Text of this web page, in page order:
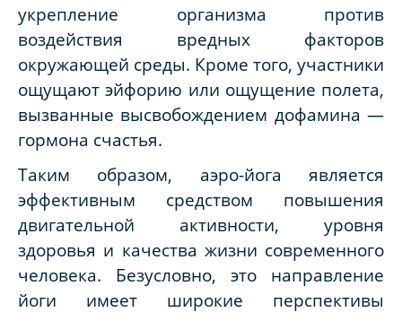
укрепление организма против
воздействия вредных факторов
окружающей среды. Кроме того, участники
ощущают эйфорию или ощущение полета,
вызванные высвобождением дофамина —
гормона счастья.
Таким образом, аэро-йога является
эффективным средством повышения
двигательной активности, уровня
здоровья и качества жизни современного
человека. Безусловно, это направление
йоги имеет широкие перспективы